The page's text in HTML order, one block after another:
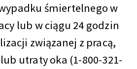
śmiertelnego w
lub w ciągu 24 godzin
związanej z pracą,
utraty oka (1-800-321-